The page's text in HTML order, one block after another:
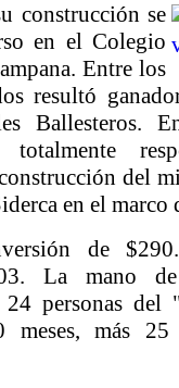
construcción se
en el Colegio
Entre los
resultó
Ballesteros.
del
en el
de
La mano
24 personas del
más 25